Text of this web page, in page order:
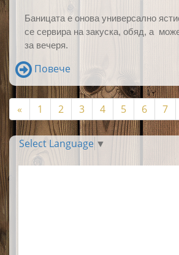
Баницата е онова универсално
се сервира на закуска, обяд, а
за вечеря.
Повече
« 1 2 3 4 5 6 7
Select Language ▼